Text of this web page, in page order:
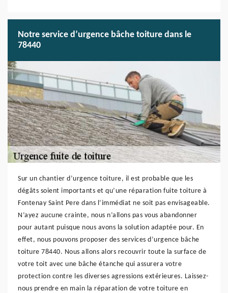
Notre service d’urgence bâche toiture dans le
78440
Sur un chantier d’urgence toiture, il est probable que les
dégâts soient importants et qu’une réparation fuite toiture à
Fontenay Saint Pere dans l’immédiat ne soit pas envisageable.
N’ayez aucune crainte, nous n’allons pas vous abandonner
pour autant puisque nous avons la solution adaptée pour. En
effet, nous pouvons proposer des services d’urgence bâche
toiture 78440. Nous allons alors recouvrir toute la surface de
votre toit avec une bâche étanche qui assurera votre
protection contre les diverses agressions extérieures. Laissez-
nous prendre en main la réparation de votre toiture en